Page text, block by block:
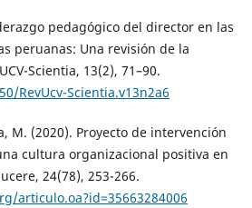
pedagógico del director en las
peruanas: Una revisión de la
Scientia, 13(2), 71–90.
RevUcv-Scientia.v13n2a6
M. (2020). Proyecto de intervención
cultura organizacional positiva en
24(78), 253-266.
articulo.oa?id=35663284006